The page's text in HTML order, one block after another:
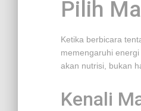
Pilih
Ketika berbicara
memengaruhi
akan nutrisi, bukan
Kenali